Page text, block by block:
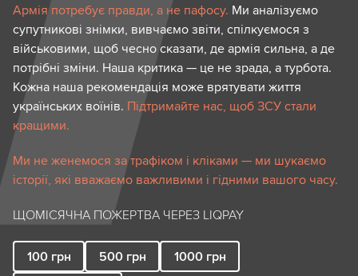
Армія потребує правди, а не пафосу. Ми аналізуємо
супутникові знімки, вивчаємо звіти, спілкуємося з
військовими, щоб чесно сказати, де армія сильна, а де
потрібні зміни. Наша критика — це не зрада, а турбота.
Кожна наша рекомендація може врятувати життя
українських воїнів. Підтримайте нас, щоб ЗСУ стали
кращими.
Ми не женемося за трафіком і кліками — ми шукаємо
історії, які вважаємо важливими і гідними вашого часу.
ЩОМІСЯЧНА ПОЖЕРТВА ЧЕРЕЗ LIQPAY
100 грн 500 грн 1000 грн